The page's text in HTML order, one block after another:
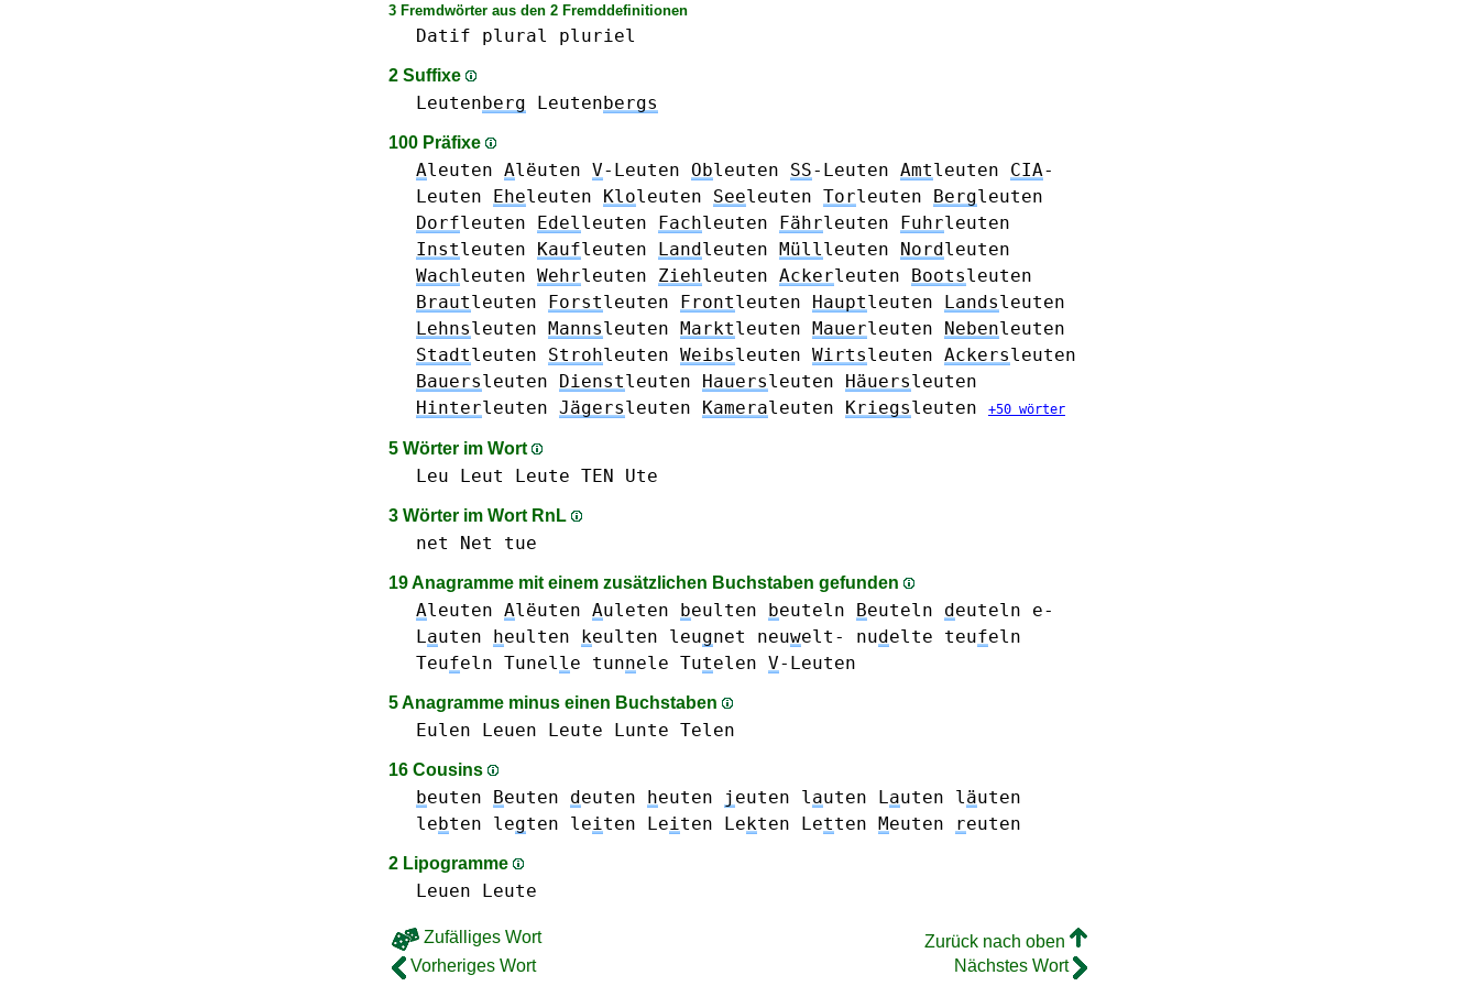
3 Fremdwörter aus den 2 Fremddefinitionen
Datif plural pluriel
2 Suffixe
Leutenberg Leutenbergs
100 Präfixe
Aleuten Alëuten V-Leuten Obleuten SS-Leuten Amtleuten CIA-
Leuten
Eheleuten Kloleuten Seeleuten Torleuten Bergleuten
Dorfleuten Edelleuten Fachleuten Fährleuten Fuhrleuten
Instleuten Kaufleuten Landleuten Müllleuten Nordleuten
Wachleuten Wehrleuten Ziehleuten Ackerleuten Bootsleuten
Brautleuten Forstleuten Frontleuten Hauptleuten Landsleuten
Lehnsleuten Mannsleuten Marktleuten Mauerleuten Nebenleuten
Stadtleuten Strohleuten Weibsleuten Wirtsleuten Ackersleuten
Bauersleuten Dienstleuten Hauersleuten Häuersleuten
Hinterleuten Jägersleuten Kameraleuten Kriegsleuten +50 wörter
5 Wörter im Wort
Leu Leut Leute TEN Ute
3 Wörter im Wort RnL
net Net tue
19 Anagramme mit einem zusätzlichen Buchstaben gefunden
Aleuten Alëuten Auleten beulten beuteln Beuteln deuteln
e-
Lauten heulten keulten leugnet neuwelt- nudelte teufeln
Teufeln Tunelle tunnele Tutelen V-Leuten
5 Anagramme minus einen Buchstaben
Eulen Leuen Leute Lunte Telen
16 Cousins
beuten Beuten deuten heuten j euten lauten Lauten läuten
lebten legten leiten Leiten Lekten Letten Meuten reuten
2 Lipogramme
Leuen Leute
Zufälliges Wort
Zurück nach oben
Vorheriges Wort
Nächstes Wort